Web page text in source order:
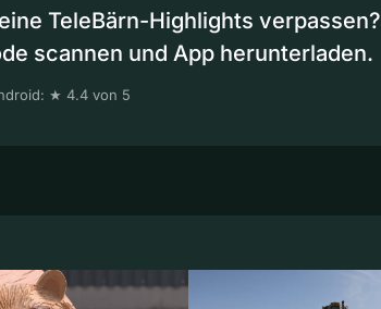
TeleBärn-Highlights verpassen?
scannen und App herunterladen.
★ 4.4 von 5